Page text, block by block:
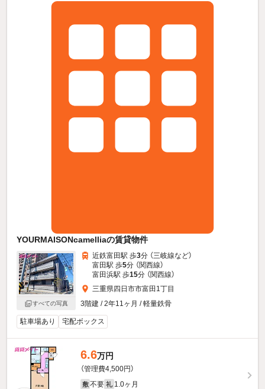
YOURMAISONcamelliaの賃貸物件
すべての写真
近鉄富田駅 歩3分 （三岐線など）
富田駅 歩5分 （関西線）
富田浜駅 歩15分 （関西線）
三重県四日市市富田1丁目
3階建 / 2年11ヶ月 / 軽量鉄骨
駐車場あり 宅配ボックス
6.6万円
（管理費4,500円）
敷 不要 礼 1.0ヶ月